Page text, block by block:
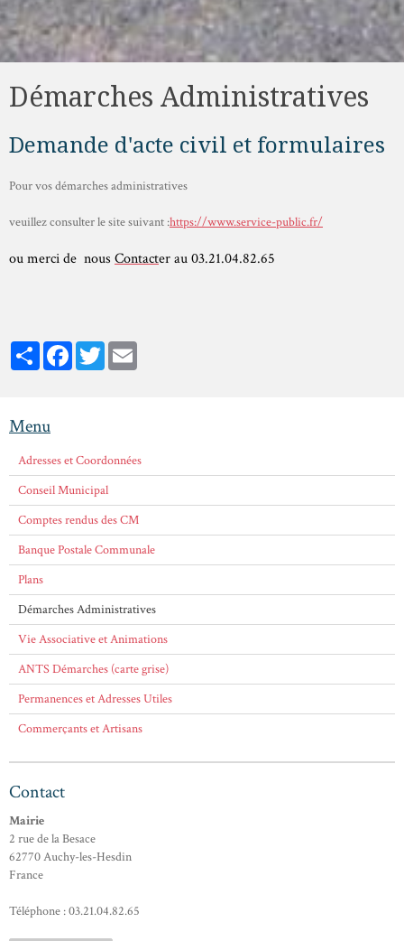
Démarches Administratives
Demande d'acte civil et formulaires
Pour vos démarches administratives
veuillez consulter le site suivant :https://www.service-public.fr/
ou merci de nous Contacter au 03.21.04.82.65
PartagerFacebookTwitter
Menu
Adresses et Coordonnées
Conseil Municipal
Comptes rendus des CM
Banque Postale Communale
Plans
Démarches Administratives
Vie Associative et Animations
ANTS Démarches (carte grise)
Permanences et Adresses Utiles
Commerçants et Artisans
Contact
Mairie
2 rue de la Besace
62770 Auchy-les-Hesdin
France
Téléphone : 03.21.04.82.65